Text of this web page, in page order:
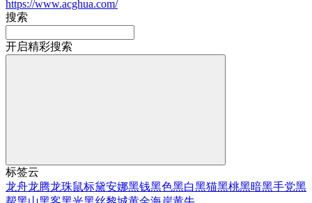
https://www.acghua.com/
搜索
开启精彩搜索
标签云
龙舟龙腾龙珠鼠标黛安娜黑钱黑色黑白黑猫黑桃黑暗黑手党黑